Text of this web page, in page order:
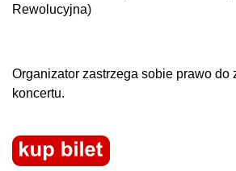
Rewolucyjna)
Organizator zastrzega sobie prawo do
koncertu.